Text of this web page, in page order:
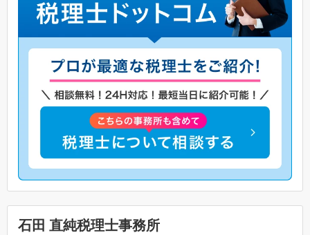
石田 直純税理士事務所